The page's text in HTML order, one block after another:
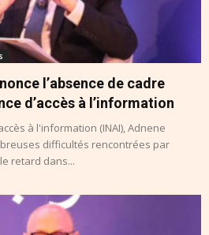
l’absence de cadre
d’accès à l’information
à l'information (INAI), Adnene
difficultés rencontrées par
retard dans...